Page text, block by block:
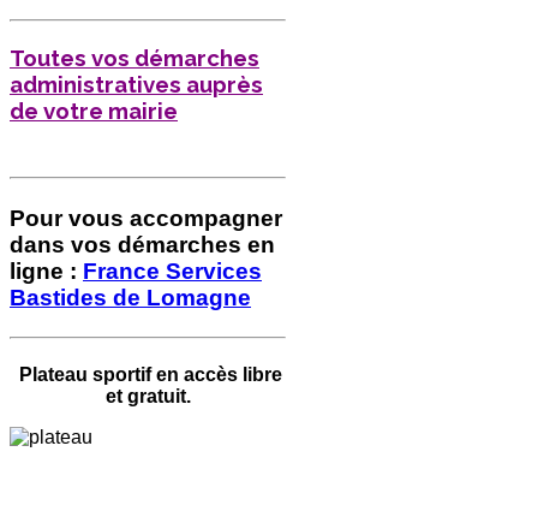
Toutes vos démarches
administratives auprès
de votre mairie
Pour vous accompagner
dans vos démarches en
ligne : France Services
Bastides de Lomagne
Plateau sportif en accès libre
et gratuit.